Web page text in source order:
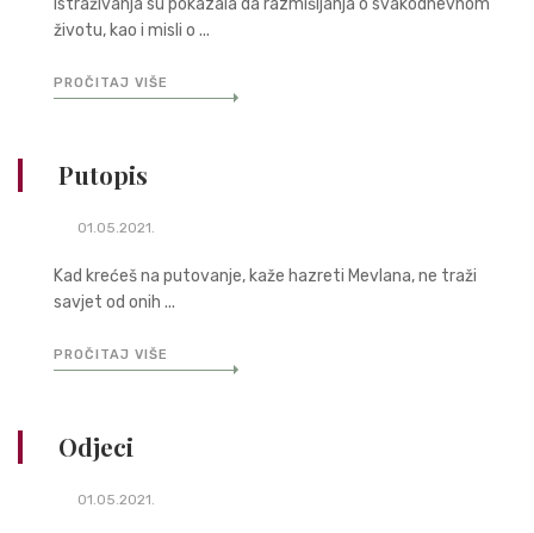
životu, kao i misli o ...
PROČITAJ VIŠE
Putopis
01.05.2021.
Kad krećeš na putovanje, kaže hazreti Mevlana, ne traži
savjet od onih ...
PROČITAJ VIŠE
Odjeci
01.05.2021.